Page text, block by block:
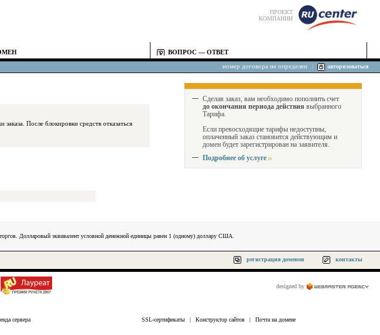
ПРОЕКТ
КОМПАНИИ
ВОПРОС — ОТВЕТ
номер договора не определен авторизоваться
Сделав заказ, вам необходимо пополнить счет
до окончания периода действия выбранного
Тарифа.
Если превосходящие тарифы недоступны,
оплаченный заказ становится действующим и
домен будет зарегистрирован на заявителя.
Подробнее об услуге
Долларовый эквивалент условной денежной единицы равен 1 (одному) доллару США.
регистрация доменов контакты
designed by
сервера SSL-сертификаты | Конструктор сайтов | Почта на домене